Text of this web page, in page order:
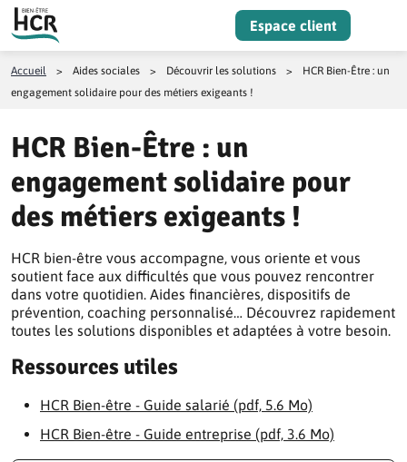
Aller au contenu
Espace client
Accueil > Aides sociales > Découvrir les solutions >
HCR Bien-Être : un
engagement solidaire pour des métiers exigeants !
HCR Bien-Être : un
engagement solidaire pour
des métiers exigeants !
HCR bien-être vous accompagne, vous oriente et vous
soutient face aux difficultés que vous pouvez rencontrer
dans votre quotidien. Aides financières, dispositifs de
prévention, coaching personnalisé… Découvrez rapidement
toutes les solutions disponibles et adaptées à votre besoin.
Ressources utiles
HCR Bien-être - Guide salarié (pdf, 5.6 Mo)
HCR Bien-être - Guide entreprise (pdf, 3.6 Mo)